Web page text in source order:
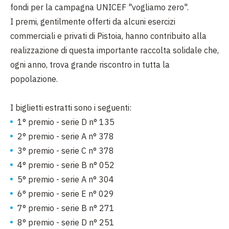
fondi per la campagna UNICEF "vogliamo zero".
I premi, gentilmente offerti da alcuni esercizi
commerciali e privati di Pistoia, hanno contribuito alla
realizzazione di questa importante raccolta solidale che,
ogni anno, trova grande riscontro in tutta la
popolazione.
I biglietti estratti sono i seguenti:
1° premio - serie D n° 135
2° premio - serie A n° 378
3° premio - serie C n° 378
4° premio - serie B n° 052
5° premio - serie A n° 304
6° premio - serie E n° 029
7° premio - serie B n° 271
8° premio - serie D n° 251